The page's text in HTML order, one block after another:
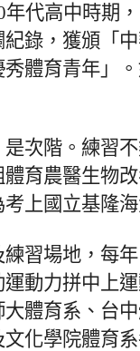
代高中時期
錄，獲頒「
體育青年」
次階。練習
育農醫生物
上國立基隆
習場地，每
運動力拼中上
體育系、台
化學院體育